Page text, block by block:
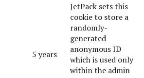
5 years
JetPack sets this
cookie to store a
randomly-
generated
anonymous ID
which is used only
within the admin